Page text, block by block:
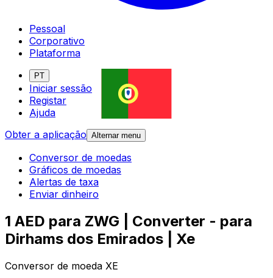
Pessoal
Corporativo
Plataforma
PT
Iniciar sessão
Registar
Ajuda
Obter a aplicação Alternar menu
Conversor de moedas
Gráficos de moedas
Alertas de taxa
Enviar dinheiro
1 AED para ZWG | Converter - para
Dirhams dos Emirados | Xe
Conversor de moeda XE